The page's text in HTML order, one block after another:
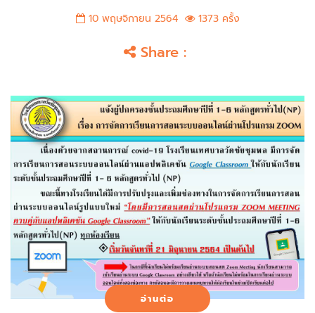
10 พฤษจิกายน 2564
1373 ครั้ง
Share :
อ่านต่อ